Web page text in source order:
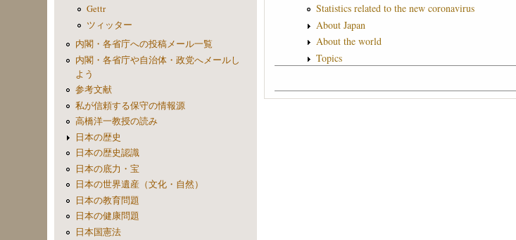
Statistics related to the new coronavirus
About Japan
About the world
Topics
Gettr
ツィッター
内閣・各省庁への投稿メール一覧
内閣・各省庁や自治体・政党へメールし
よう
参考文献
私が信頼する保守の情報源
高橋洋一教授の読み
日本の歴史
日本の歴史認識
日本の底力・宝
日本の世界遺産（文化・自然）
日本の教育問題
日本の健康問題
日本国憲法